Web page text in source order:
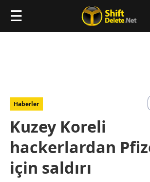
☰
Haberler
Kuzey Koreli
hackerlardan
için saldırı